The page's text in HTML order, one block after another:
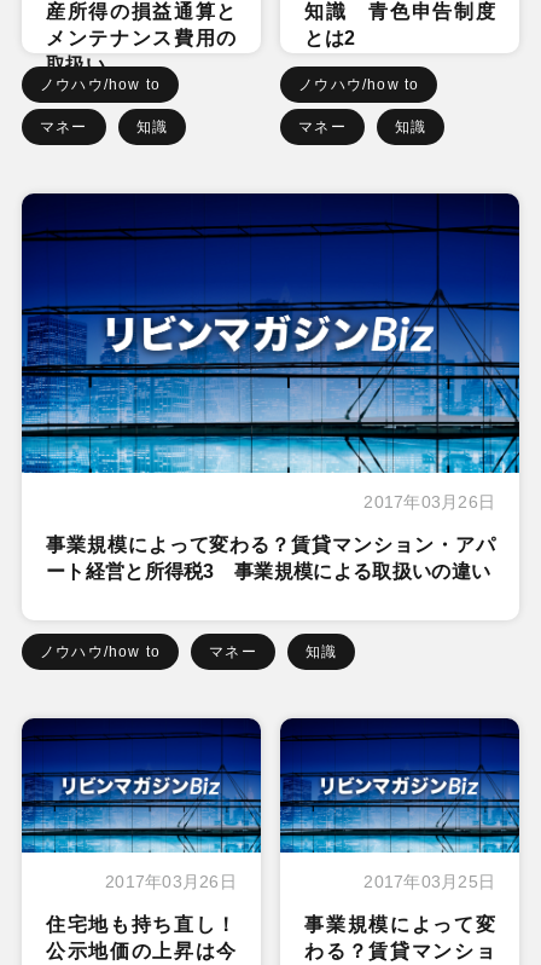
産所得の損益通算と
メンテナンス費用の
取扱い
ノウハウ/how to
マネー 知識
知識 青色申告制度
とは2
ノウハウ/how to
マネー 知識
2017年03月26日
事業規模によって変わる？賃貸マンション・アパ
ート経営と所得税3 事業規模による取扱いの違い
ノウハウ/how to マネー 知識
2017年03月26日
住宅地も持ち直し！
公示地価の上昇は今
2017年03月25日
事業規模によって変
わる？賃貸マンショ